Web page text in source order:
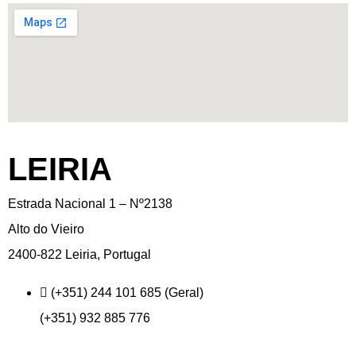
LEIRIA
Estrada Nacional 1 – Nº2138
Alto do Vieiro
2400-822 Leiria, Portugal
(+351) 244 101 685 (Geral)
(+351) 932 885 776